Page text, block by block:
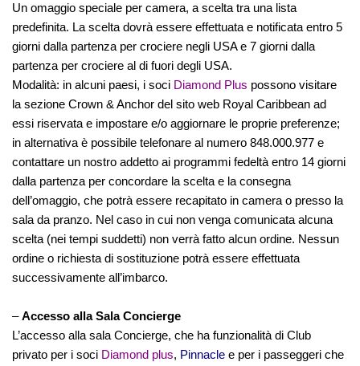
Un omaggio speciale per camera, a scelta tra una lista
predefinita. La scelta dovrà essere effettuata e notificata entro 5
giorni dalla partenza per crociere negli USA e 7 giorni dalla
partenza per crociere al di fuori degli USA.
Modalità: in alcuni paesi, i soci Diamond Plus possono visitare
la sezione Crown & Anchor del sito web Royal Caribbean ad
essi riservata e impostare e/o aggiornare le proprie preferenze;
in alternativa è possibile telefonare al numero 848.000.977 e
contattare un nostro addetto ai programmi fedeltà entro 14 giorni
dalla partenza per concordare la scelta e la consegna
dell’omaggio, che potrà essere recapitato in camera o presso la
sala da pranzo. Nel caso in cui non venga comunicata alcuna
scelta (nei tempi suddetti) non verrà fatto alcun ordine. Nessun
ordine o richiesta di sostituzione potrà essere effettuata
successivamente all’imbarco.
–Accesso alla Sala Concierge
L’accesso alla sala Concierge, che ha funzionalità di Club
privato per i soci Diamond plus, Pinnacle e per i passeggeri che